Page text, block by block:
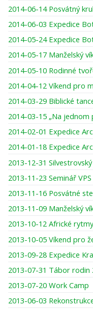
2014-06-14 Posvátný
2014-06-03 Expedice
2014-05-24 Expedice
2014-05-17 Manželský
2014-05-10 Rodinné
2014-04-12 Víkend pro
2014-03-29 Biblické
2014-03-15 „Na jednom
2014-02-01 Expedice
2014-01-18 Expedice
2013-12-31
2013-11-23 Seminář VPS
2013-11-16 Posvátné
2013-11-09 Manželský
2013-10-12 Africké
2013-10-05 Víkend pro
2013-09-28 Expedice
2013-07-31 Tábor rodin
2013-07-20 Work Camp
2013-06-03